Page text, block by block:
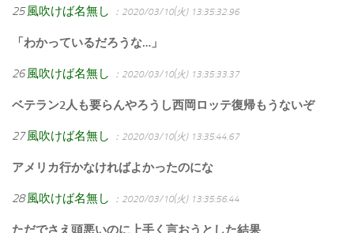
25 風吹けば名無し ：2020/03/10(火) 13:35:32.96
「わかっているだろうな…」
26 風吹けば名無し ：2020/03/10(火) 13:35:33.37
ベテラン2人も要らんやろうし西岡ロッテ復帰もうないぞ
27 風吹けば名無し ：2020/03/10(火) 13:35:44.67
アメリカ行かなければよかったのにな
28 風吹けば名無し ：2020/03/10(火) 13:35:56.44
ただでさえ頭悪いのに上手く言おうとした結果